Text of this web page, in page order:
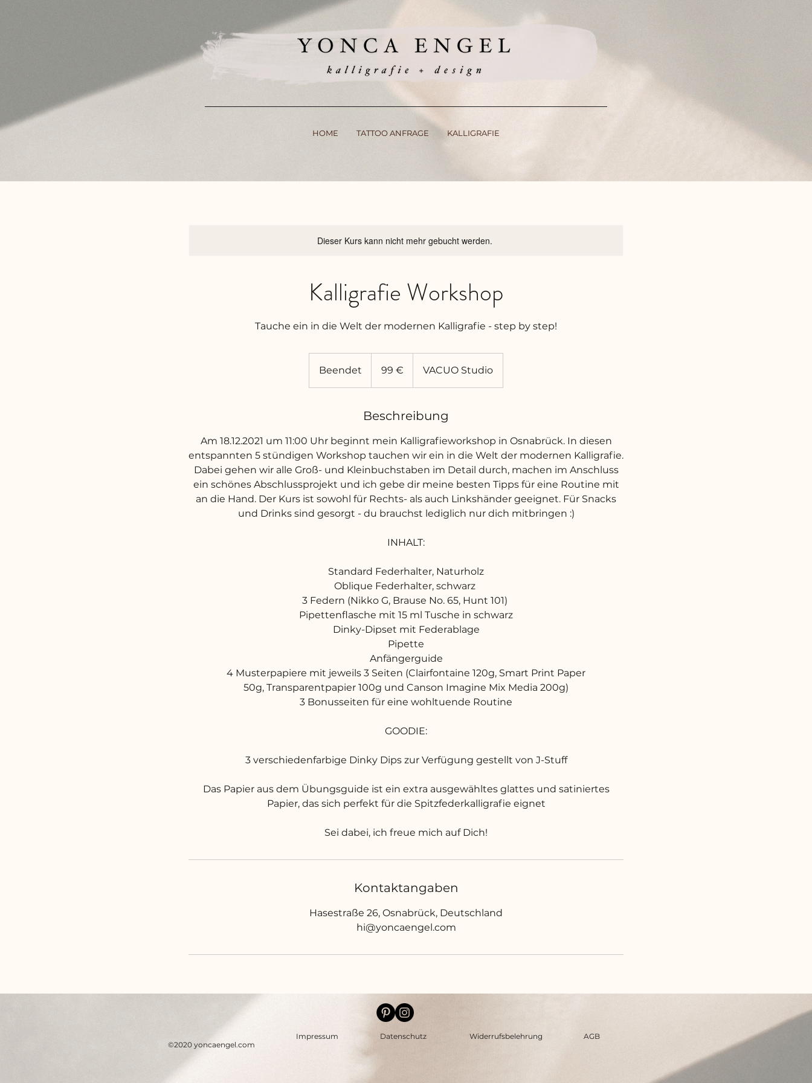
HOME TATTOO ANFRAGE KALLIGRAFIE
Dieser Kurs kann nicht mehr gebucht werden.
Kalligrafie Workshop
Tauche ein in die Welt der modernen Kalligrafie - step by step!
Beendet
e
n
e
t
99 € VACUO Studio
Beschreibung
Am 18.12.2021 um 11:00 Uhr beginnt mein Kalligrafieworkshop in Osnabrück. In diesen
entspannten 5 stündigen Workshop tauchen wir ein in die Welt der modernen Kalligrafie.
Dabei gehen wir alle Groß- und Kleinbuchstaben im Detail durch, machen im Anschluss
ein schönes Abschlussprojekt und ich gebe dir meine besten Tipps für eine Routine mit
an die Hand. Der Kurs ist sowohl für Rechts- als auch Linkshänder geeignet. Für Snacks
und Drinks sind gesorgt - du brauchst lediglich nur dich mitbringen :)
INHALT:
Standard Federhalter, Naturholz
Oblique Federhalter, schwarz
3 Federn (Nikko G, Brause No. 65, Hunt 101)
Pipettenflasche mit 15 ml Tusche in schwarz
Dinky-Dipset mit Federablage
Pipette
Anfängerguide
4 Musterpapiere mit jeweils 3 Seiten (Clairfontaine 120g, Smart Print Paper
50g, Transparentpapier 100g und Canson Imagine Mix Media 200g)
3 Bonusseiten für eine wohltuende Routine
GOODIE:
3 verschiedenfarbige Dinky Dips zur Verfügung gestellt von J-Stuff
Das Papier aus dem Übungsguide ist ein extra ausgewähltes glattes und satiniertes
Papier, das sich perfekt für die Spitzfederkalligrafie eignet
Sei dabei, ich freue mich auf Dich!
Kontaktangaben
Hasestraße 26, Osnabrück, Deutschland
hi@yoncaengel.com
©2020 yoncaengel.com
Impressum Datenschutz Widerrufsbelehrung AGB